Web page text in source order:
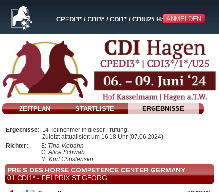
ANMELDEN
CPEDI3* / CDI3* / CDI1* / CDIU25 Hagen a.T.W.
ZEITPLAN STARTLISTE ERGEBNISSE
Ergebnisse: 14 Teilnehmer in dieser Prüfung.
Zuletzt aktualisiert um 16:18 Uhr (07.06.2024)
Richter:
E: Tina Viebahn
C:Alice Schwab
M: Kurt Christensen
PREIS DES HORSE COMPETENCE CENTER GERMANY
01 CDI1* - FEI PRIX ST.GEORG